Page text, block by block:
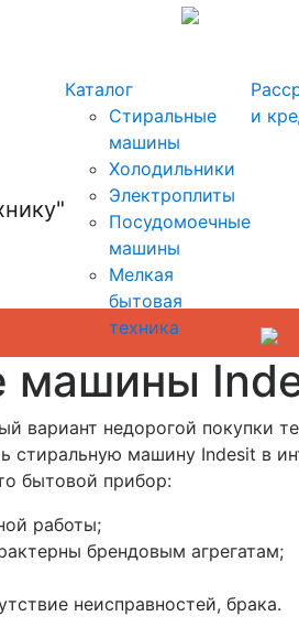
Каталог
Стиральные
машины
Холодильники
Электроплиты
Посудомоечные
машины
Мелкая
бытовая
техника
и
машины
вариант недорогой покупки
машину Indesit в
бытовой прибор:
работы;
брендовым агрегатам;
неисправностей, брака.